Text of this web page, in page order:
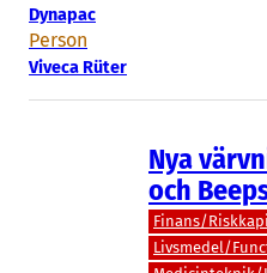
Dynapac
Person
Viveca Rüter
Nya
och
Finans/
Livsmedel/